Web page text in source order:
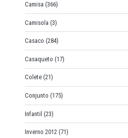
Camisa (366)
Camisola (3)
Casaco (284)
Casaqueto (17)
Colete (21)
Conjunto (175)
Infantil (23)
Inverno 2012 (71)